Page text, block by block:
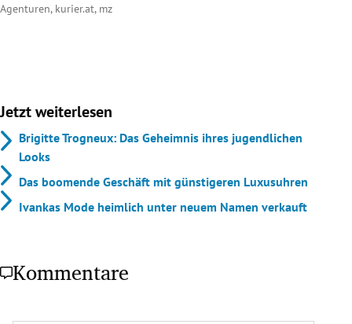
Agenturen, kurier.at, mz
Jetzt weiterlesen
Brigitte Trogneux: Das Geheimnis ihres jugendlichen
Looks
Das boomende Geschäft mit günstigeren Luxusuhren
Ivankas Mode heimlich unter neuem Namen verkauft
Kommentare